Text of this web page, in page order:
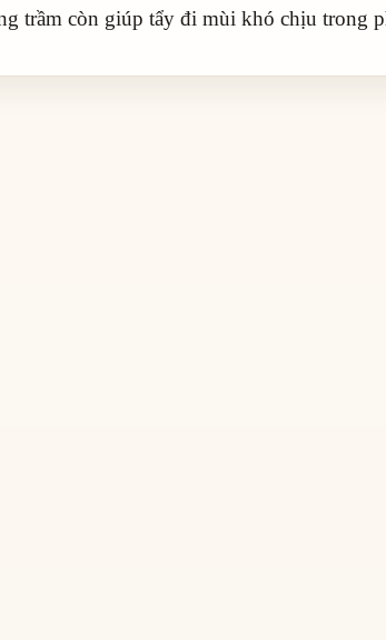
trầm còn giúp tẩy đi mùi khó chịu trong